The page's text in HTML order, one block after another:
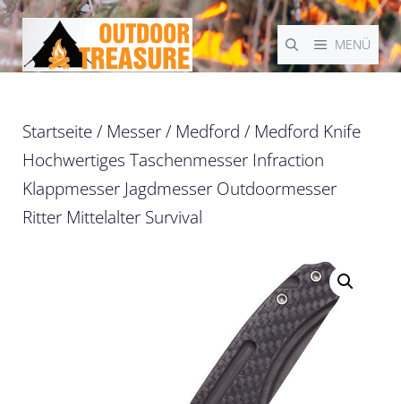
Zum
Inhalt
springen
MENÜ
Startseite/ Messer/ Medford / Medford Knife
Hochwertiges Taschenmesser Infraction
Klappmesser Jagdmesser Outdoormesser
Ritter Mittelalter Survival